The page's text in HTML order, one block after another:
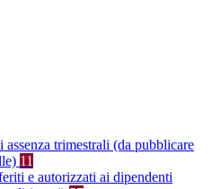
assenza trimestrali (da pubblicare
11
e autorizzati ai dipendenti